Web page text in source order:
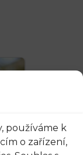
používáme k
o zařízení,